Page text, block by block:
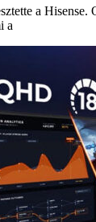
a Hisense.
a